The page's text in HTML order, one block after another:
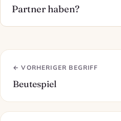
Partner haben?
← VORHERIGER BEGRIFF
Beutespiel